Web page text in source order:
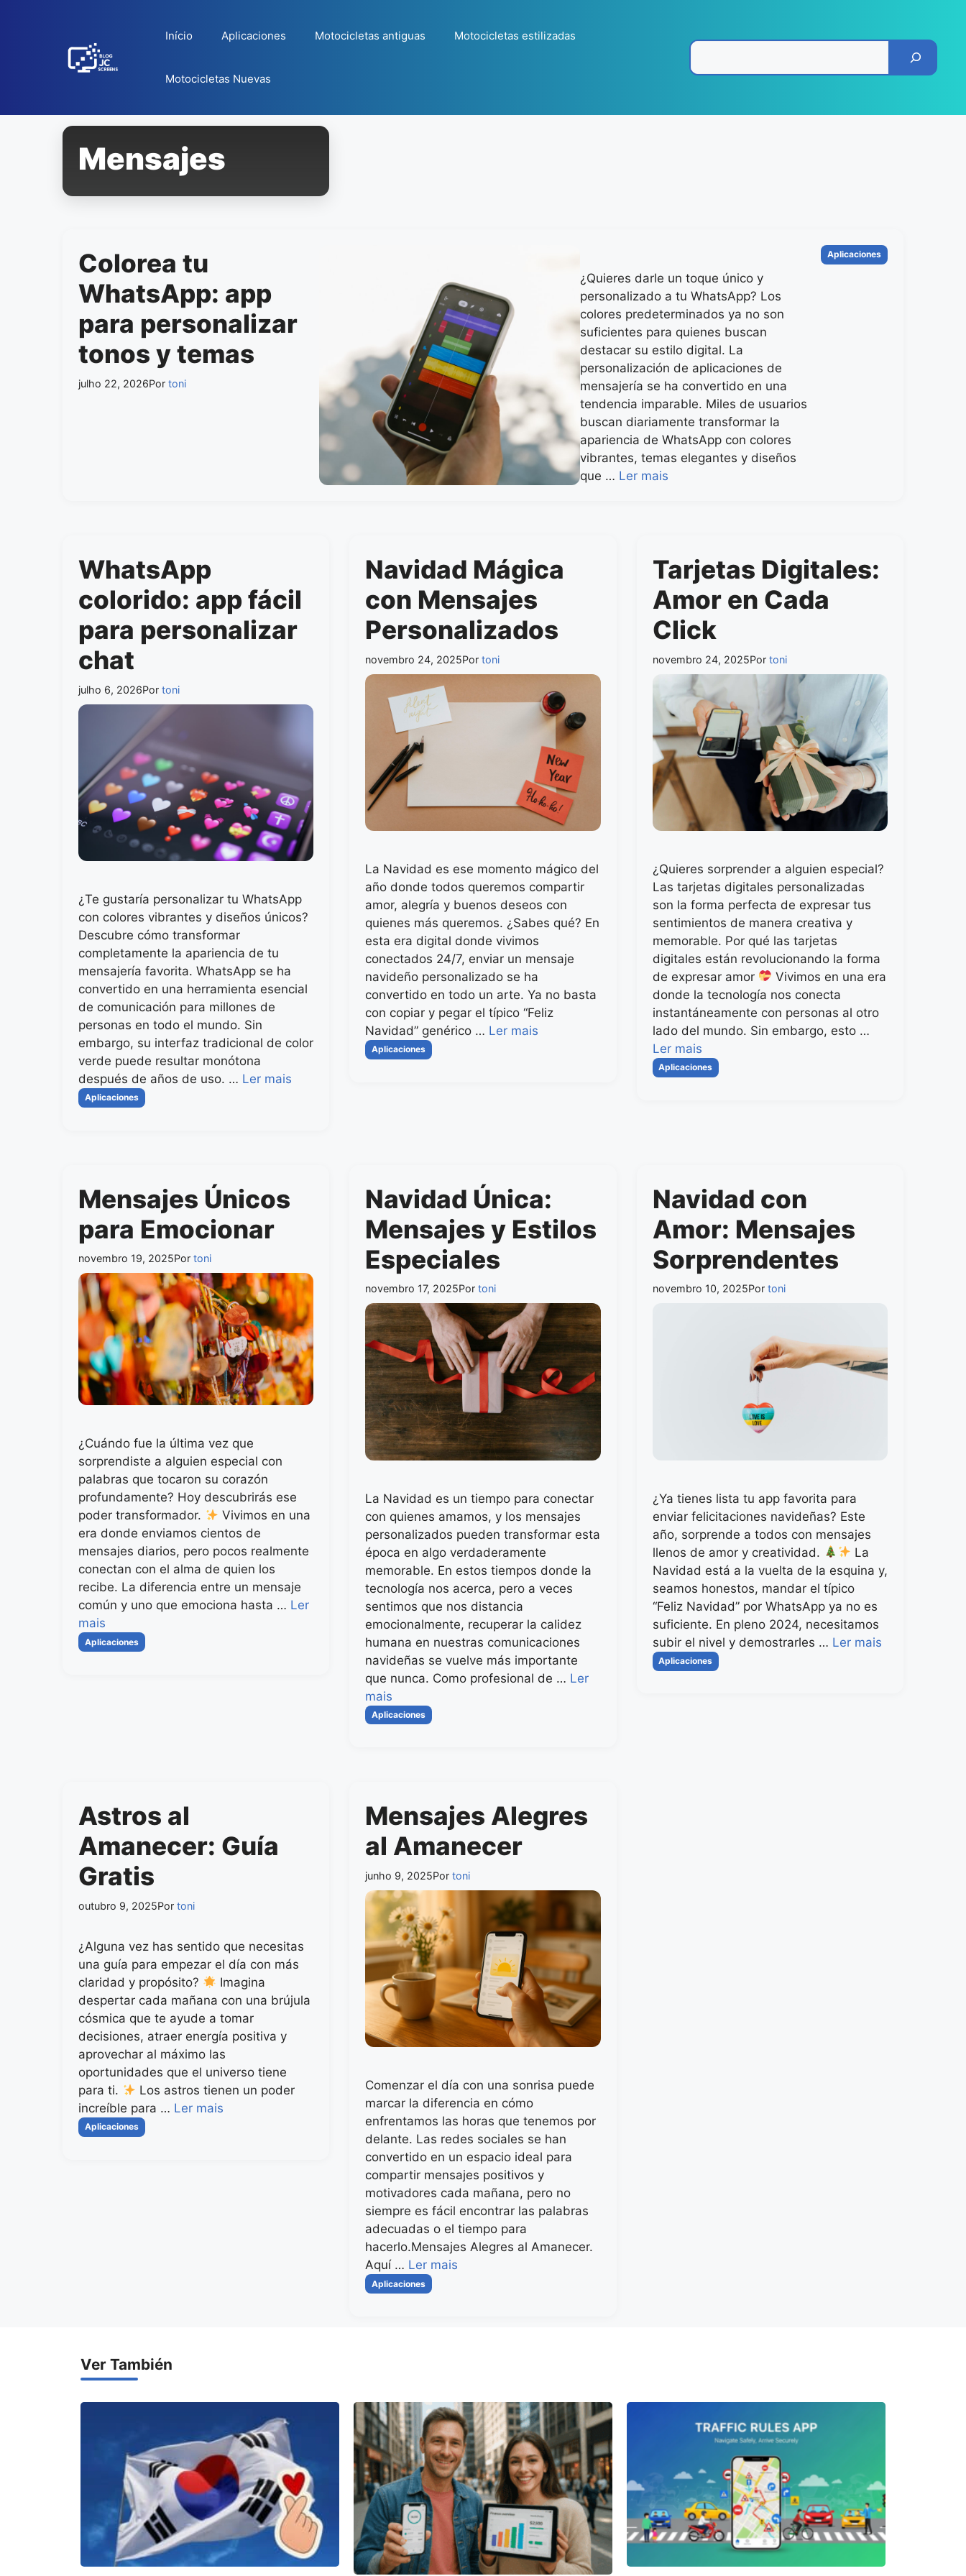
Início Aplicaciones Motocicletas antiguas Motocicletas estilizadas
Motocicletas Nuevas
Mensajes
Colorea tu
WhatsApp: app
para personalizar
tonos y temas
julho 22, 2026Por toni
¿Quieres darle un toque único y
personalizado a tu WhatsApp? Los
colores predeterminados ya no son
suficientes para quienes buscan
destacar su estilo digital. La
personalización de aplicaciones de
mensajería se ha convertido en una
tendencia imparable. Miles de usuarios
buscan diariamente transformar la
apariencia de WhatsApp con colores
vibrantes, temas elegantes y diseños
que … Ler mais
Categorias
Aplicaciones
WhatsApp
colorido: app fácil
para personalizar
chat
julho 6, 2026Por toni
¿Te gustaría personalizar tu WhatsApp
con colores vibrantes y diseños únicos?
Descubre cómo transformar
completamente la apariencia de tu
mensajería favorita. WhatsApp se ha
convertido en una herramienta esencial
de comunicación para millones de
personas en todo el mundo. Sin
embargo, su interfaz tradicional de color
verde puede resultar monótona
después de años de uso. … Ler mais
Categorias
Aplicaciones
Navidad Mágica
con Mensajes
Personalizados
novembro 24, 2025Portoni
La Navidad es ese momento mágico del
año donde todos queremos compartir
amor, alegría y buenos deseos con
quienes más queremos. ¿Sabes qué? En
esta era digital donde vivimos
conectados 24/7, enviar un mensaje
navideño personalizado se ha
convertido en todo un arte. Ya no basta
con copiar y pegar el típico “Feliz
Navidad” genérico … Ler mais
Categorias
Aplicaciones
Tarjetas Digitales:
Amor en Cada
Click
novembro 24, 2025Por toni
¿Quieres sorprender a alguien especial?
Las tarjetas digitales personalizadas
son la forma perfecta de expresar tus
sentimientos de manera creativa y
memorable. Por qué las tarjetas
digitales están revolucionando la forma
de expresar amor
Vivimos en una era
donde la tecnología nos conecta
instantáneamente con personas al otro
lado del mundo. Sin embargo, esto …
Ler mais
Categorias
Aplicaciones
Mensajes Únicos
para Emocionar
novembro 19, 2025Por toni
¿Cuándo fue la última vez que
sorprendiste a alguien especial con
palabras que tocaron su corazón
profundamente? Hoy descubrirás ese
poder transformador.
Vivimos en una
era donde enviamos cientos de
mensajes diarios, pero pocos realmente
conectan con el alma de quien los
recibe. La diferencia entre un mensaje
común y uno que emociona hasta … Ler
mais
Categorias
Aplicaciones
Navidad Única:
Mensajes y Estilos
Especiales
novembro 17, 2025Portoni
La Navidad es un tiempo para conectar
con quienes amamos, y los mensajes
personalizados pueden transformar esta
época en algo verdaderamente
memorable. En estos tiempos donde la
tecnología nos acerca, pero a veces
sentimos que nos distancia
emocionalmente, recuperar la calidez
humana en nuestras comunicaciones
navideñas se vuelve más importante
que nunca. Como profesional de … Ler
mais
Categorias
Aplicaciones
Navidad con
Amor: Mensajes
Sorprendentes
novembro 10, 2025Por toni
¿Ya tienes lista tu app favorita para
enviar felicitaciones navideñas? Este
año, sorprende a todos con mensajes
llenos de amor y creatividad.
La
Navidad está a la vuelta de la esquina y,
seamos honestos, mandar el típico
“Feliz Navidad” por WhatsApp ya no es
suficiente. En pleno 2024, necesitamos
subir el nivel y demostrarles … Ler mais
Categorias
Aplicaciones
Astros al
Amanecer: Guía
Gratis
outubro 9, 2025Por toni
¿Alguna vez has sentido que necesitas
una guía para empezar el día con más
claridad y propósito?
Imagina
despertar cada mañana con una brújula
cósmica que te ayude a tomar
decisiones, atraer energía positiva y
aprovechar al máximo las
oportunidades que el universo tiene
para ti.
Los astros tienen un poder
increíble para … Ler mais
Categorias
Aplicaciones
Mensajes Alegres
al Amanecer
junho 9, 2025Portoni
Comenzar el día con una sonrisa puede
marcar la diferencia en cómo
enfrentamos las horas que tenemos por
delante. Las redes sociales se han
convertido en un espacio ideal para
compartir mensajes positivos y
motivadores cada mañana, pero no
siempre es fácil encontrar las palabras
adecuadas o el tiempo para
hacerlo.Mensajes Alegres al Amanecer.
Aquí … Ler mais
Categorias
Aplicaciones
Ver También